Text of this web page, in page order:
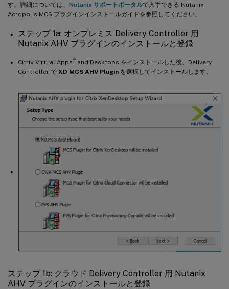
す。詳細については、 Nutanix サポートポータルで入手できる Nutanix
Acropolis MCS プラグインインストールガイドを参照してください。
ステップ 1a: オンプレミス Delivery Controller 用
Nutanix AHV プラグインのインストールと登録
Citrix Virtual Apps ™
and Desktops をインストールした後、Delivery
Controller で XD MCS AHV Plugin を選択してインストールします。
ステップ 1b: クラウド Delivery Controller 用 Nutanix
AHV プラグインのインストールと登録